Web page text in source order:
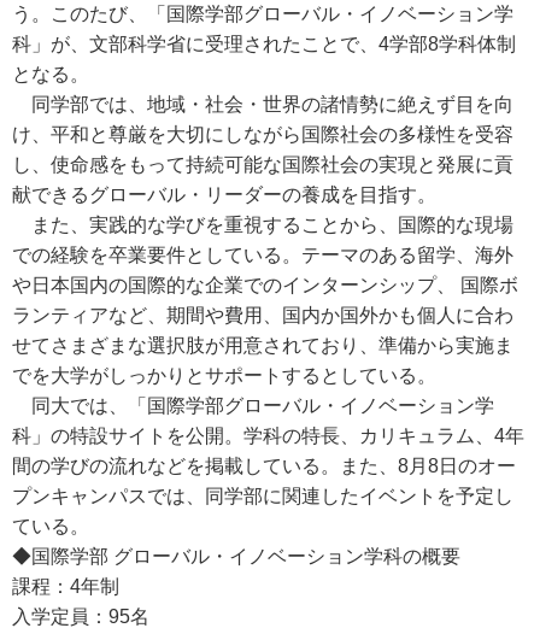
う。このたび、「国際学部グローバル・イノベーション学
科」が、文部科学省に受理されたことで、4学部8学科体制
となる。
同学部では、地域・社会・世界の諸情勢に絶えず目を向
け、平和と尊厳を大切にしながら国際社会の多様性を受容
し、使命感をもって持続可能な国際社会の実現と発展に貢
献できるグローバル・リーダーの養成を目指す。
また、実践的な学びを重視することから、国際的な現場
での経験を卒業要件としている。テーマのある留学、海外
や日本国内の国際的な企業でのインターンシップ、 国際ボ
ランティアなど、期間や費用、国内か国外かも個人に合わ
せてさまざまな選択肢が用意されており、準備から実施ま
でを大学がしっかりとサポートするとしている。
同大では、「国際学部グローバル・イノベーション学
科」の特設サイトを公開。学科の特長、カリキュラム、4年
間の学びの流れなどを掲載している。また、8月8日のオー
プンキャンパスでは、同学部に関連したイベントを予定し
ている。
◆国際学部 グローバル・イノベーション学科の概要
課程：4年制
入学定員：95名